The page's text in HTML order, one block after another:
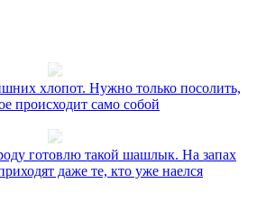
хлопот. Нужно только посолить,
происходит само собой
готовлю такой шашлык. На запах
даже те, кто уже наелся